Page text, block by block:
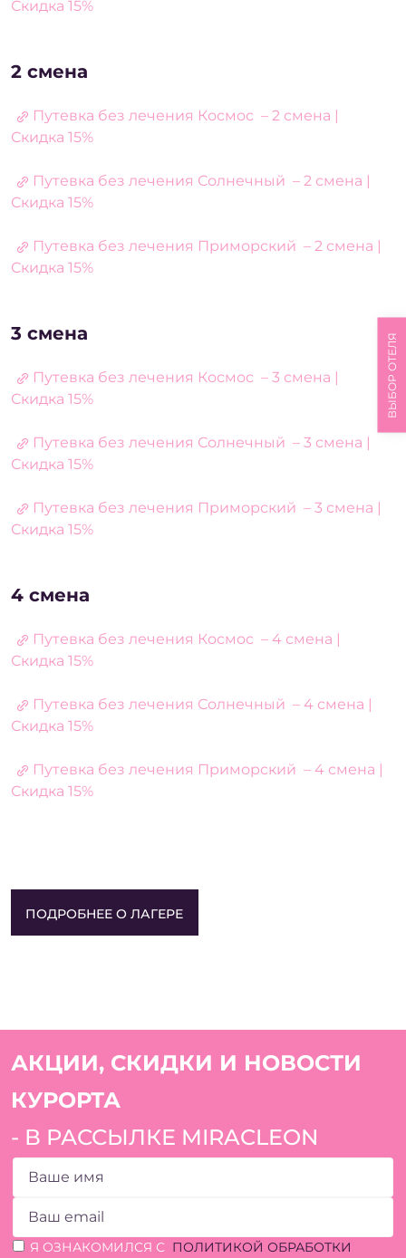
Скидка 15%
2 смена
Путевка без лечения Космос – 2 смена |
Скидка 15%
Путевка без лечения Солнечный – 2 смена |
Скидка 15%
Путевка без лечения Приморский – 2 смена |
Скидка 15%
3 смена
Путевка без лечения Космос – 3 смена |
Скидка 15%
Путевка без лечения Солнечный – 3 смена |
Скидка 15%
Путевка без лечения Приморский – 3 смена |
Скидка 15%
4 смена
Путевка без лечения Космос – 4 смена |
Скидка 15%
Путевка без лечения Солнечный – 4 смена |
Скидка 15%
Путевка без лечения Приморский – 4 смена |
Скидка 15%
ПОДРОБНЕЕ О ЛАГЕРЕ
АКЦИИ, СКИДКИ И НОВОСТИ
КУРОРТА
- В РАССЫЛКЕ MIRACLEON
ОШИБКА ЗАПОЛНЕНИЯ
ОШИБКА ЗАПОЛНЕНИЯ
Я ОЗНАКОМИЛСЯ С ПОЛИТИКОЙ ОБРАБОТКИ
ВЫБОР ОТЕЛЯ